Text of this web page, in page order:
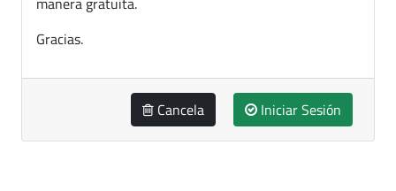
Gracias.
Cancela Iniciar Sesión